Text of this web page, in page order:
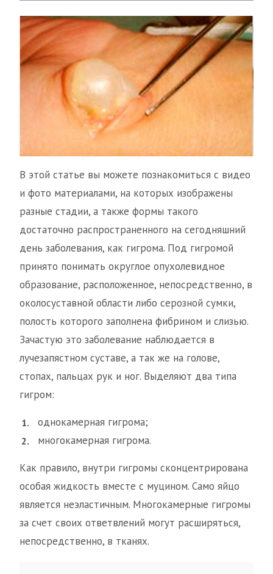
В этой статье вы можете познакомиться с видео
и фото материалами, на которых изображены
разные стадии, а также формы такого
достаточно распространенного на сегодняшний
день заболевания, как гигрома. Под гигромой
принято понимать округлое опухолевидное
образование, расположенное, непосредственно, в
околосуставной области либо серозной сумки,
полость которого заполнена фибрином и слизью.
Зачастую это заболевание наблюдается в
лучезапястном суставе, а так же на голове,
стопах, пальцах рук и ног. Выделяют два типа
гигром:
однокамерная гигрома;
многокамерная гигрома.
Как правило, внутри гигромы сконцентрирована
особая жидкость вместе с муцином. Само яйцо
является неэластичным. Многокамерные гигромы
за счет своих ответвлений могут расширяться,
непосредственно, в тканях.